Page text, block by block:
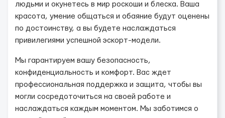
людьми и окунетесь в мир роскоши и блеска. Ваша
красота, умение общаться и обаяние будут оценены
по достоинству, а вы будете наслаждаться
привилегиями успешной эскорт-модели.
Мы гарантируем вашу безопасность,
конфиденциальность и комфорт. Вас ждет
профессиональная поддержка и защита, чтобы вы
могли сосредоточиться на своей работе и
наслаждаться каждым моментом. Мы заботимся о